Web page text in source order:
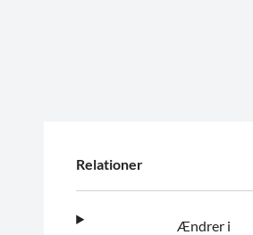
Relationer
Ændrer i